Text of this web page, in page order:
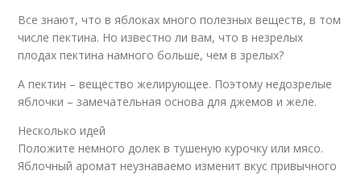
Все знают, что в яблоках много полезных веществ, в том
числе пектина. Но известно ли вам, что в незрелых
плодах пектина намного больше, чем в зрелых?
А пектин – вещество желирующее. Поэтому недозрелые
яблочки – замечательная основа для джемов и желе.
Несколько идей
Положите немного долек в тушеную курочку или мясо.
Яблочный аромат неузнаваемо изменит вкус привычного